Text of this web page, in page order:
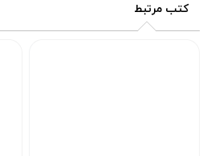
کتب مرتبط